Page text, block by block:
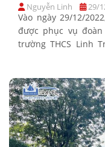
Nguyễn Linh 29/
Vào ngày 29/12/
được phục vụ
trường THCS Linh